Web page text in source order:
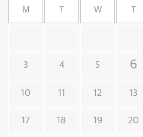
M W
3 4 5 6
10 11 12 13
17 18 19 20